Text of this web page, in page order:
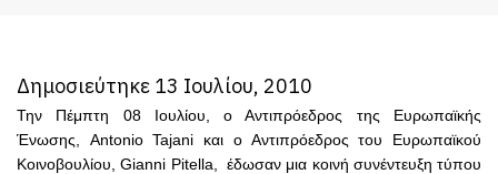
Δημοσιεύτηκε 13 Ιουλίου, 2010
Την Πέμπτη 08 Ιουλίου, ο Αντιπρόεδρος της Ευρωπαϊκής
Ένωσης, Antonio Tajani και ο Αντιπρόεδρος του Ευρωπαϊκού
Κοινοβουλίου, Gianni Pitella, έδωσαν μια κοινή συνέντευξη τύπου